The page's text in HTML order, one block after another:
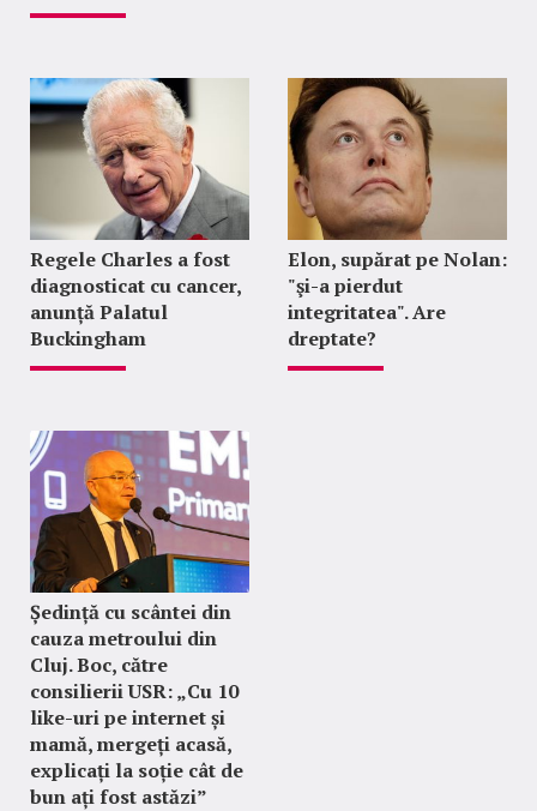
Regele Charles a fost
diagnosticat cu cancer,
anunță Palatul
Buckingham
Elon, supărat pe Nolan:
"şi-a pierdut
integritatea". Are
dreptate?
Ședință cu scântei din
cauza metroului din
Cluj. Boc, către
consilierii USR: „Cu 10
like-uri pe internet și
mamă, mergeți acasă,
explicați la soție cât de
bun ați fost astăzi”